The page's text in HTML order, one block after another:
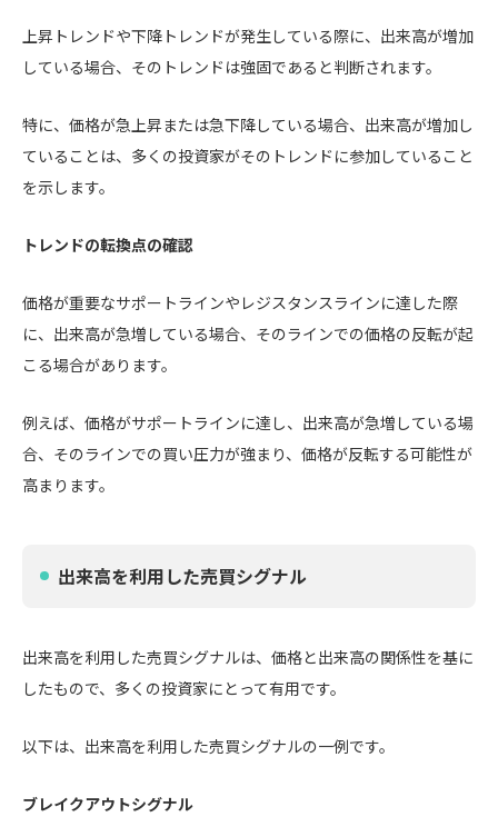
上昇トレンドや下降トレンドが発生している際に、出来高が増加
している場合、そのトレンドは強固であると判断されます。
特に、価格が急上昇または急下降している場合、出来高が増加し
ていることは、多くの投資家がそのトレンドに参加していること
を示します。
トレンドの転換点の確認
価格が重要なサポートラインやレジスタンスラインに達した際
に、出来高が急増している場合、そのラインでの価格の反転が起
こる場合があります。
例えば、価格がサポートラインに達し、出来高が急増している場
合、そのラインでの買い圧力が強まり、価格が反転する可能性が
高まります。
出来高を利用した売買シグナル
出来高を利用した売買シグナルは、価格と出来高の関係性を基に
したもので、多くの投資家にとって有用です。
以下は、出来高を利用した売買シグナルの一例です。
ブレイクアウトシグナル